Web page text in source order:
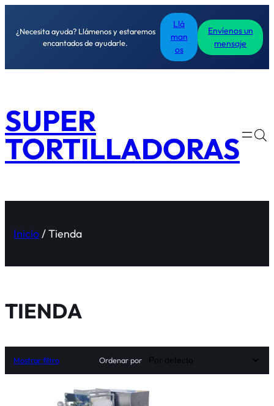
¿Necesita ayuda? Llámenos y estaremos
encantados de ayudarle.
Llá
man
os
Envíenos un
mensaje
SUPER
TORTILLADORAS
Inicio/ Tienda
TIENDA
Mostrar filtro Ordenar por